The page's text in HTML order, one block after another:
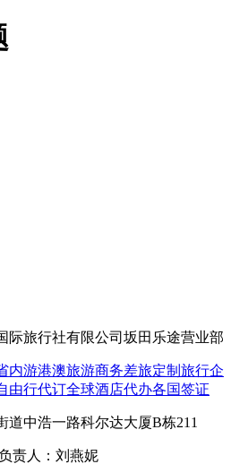
际旅行社有限公司坂田乐途营业部
内游港澳旅游商务差旅定制旅行企
由行代订全球酒店代办各国签证
道中浩一路科尔达大厦B栋211
责人：刘燕妮